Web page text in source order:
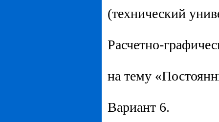
(технический
Расчетно-
на тему
Вариант 6.